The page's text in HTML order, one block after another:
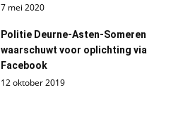
7 mei 2020
Politie Deurne-Asten-Someren
waarschuwt voor oplichting via
Facebook
12 oktober 2019